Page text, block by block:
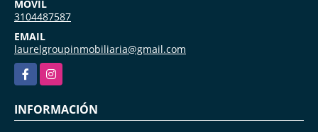
MÓVIL
3104487587
EMAIL
laurelgroupinmobiliaria@gmail.com
FacebookInstagram
INFORMACIÓN